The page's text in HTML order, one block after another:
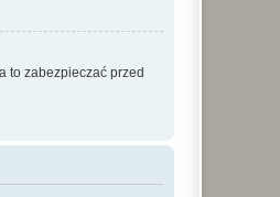
to zabezpieczać przed